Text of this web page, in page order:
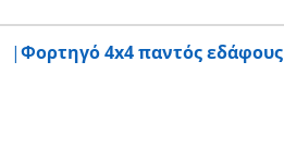
Φορτηγό 4x4 παντός εδάφους